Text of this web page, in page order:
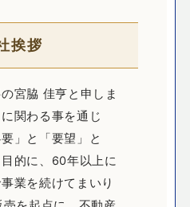
挨拶
宮脇 佳亨と申しま
関わる事を通じ
」と「要望」と
目的に、60年以上に
業を続けてまいり